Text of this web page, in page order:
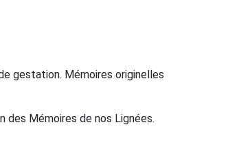
gestation. Mémoires originelles
des Mémoires de nos Lignées.